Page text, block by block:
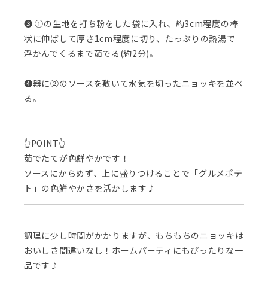
❸ ①の生地を打ち粉をした袋に入れ、約3cm程度の棒
状に伸ばして厚さ1cm程度に切り、たっぷりの熱湯で
浮かんでくるまで茹でる(約2分)。
❹器に②のソースを敷いて水気を切ったニョッキを並べ
る。
👆POINT👆
茹でたてが色鮮やかです！
ソースにからめず、上に盛りつけることで「グルメポテ
ト」の色鮮やかさを活かします♪
調理に少し時間がかかりますが、もちもちのニョッキは
おいしさ間違いなし！ホームパーティにもぴったりな一
品です♪